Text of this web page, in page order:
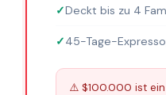
Deckt bis zu 4
45-Tage-
⚠️ $100.000 ist